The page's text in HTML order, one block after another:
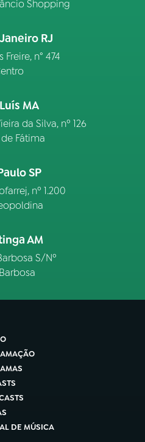
Shopping
RJ
Freire, n° 474
MA
da Silva, nº 126
Fátima
SP
nº 1.200
AM
S/Nº
DE MÚSICA